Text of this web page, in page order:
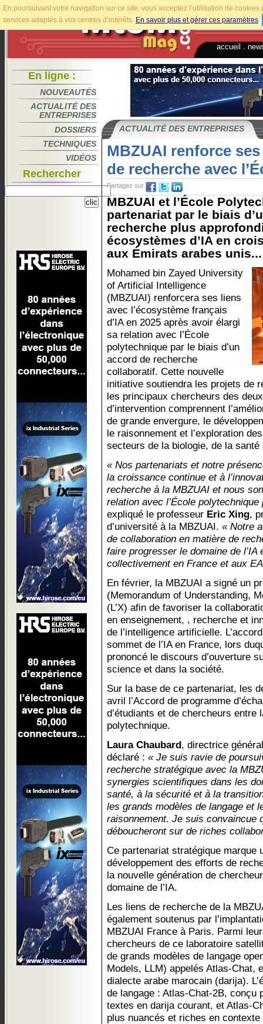
En poursuivant votre navigation sur ce site, vous acceptez l’utilisation de
services adaptés à vos centres d’intérêts. En savoir plus et gérer ces paramètres.
accueil
En ligne :
NOUVEAUTÉS
ACTUALITÉ DES
ENTREPRISES
DOSSIERS
TECHNIQUES
VIDÉOS
Rechercher
ACTUALITÉ DES ENTREPRISES
MBZUAI renforce
de recherche avec
Partagez sur
MBZUAI et l’École
partenariat par le biais
recherche plus
écosystèmes d’IA en
aux Émirats arabes unis...
Mohamed bin Zayed University
of Artificial Intelligence
(MBZUAI) renforcera ses liens
avec l’écosystème français
d’IA en 2025 après avoir élargi
sa relation avec l’École
polytechnique par le biais d’un
accord de recherche
collaboratif. Cette nouvelle
initiative soutiendra les projets de
les principaux chercheurs des
d’intervention comprennent
de grande envergure, le
le raisonnement et l’exploration
secteurs de la biologie, de la santé
« Nos partenariats et notre
la croissance continue et à
recherche à la MBZUAI et nous
relation avec l’École
expliqué le professeur Eric Xing,
d’université à la MBZUAI. « Notre
de collaboration en matière de
faire progresser le domaine de
collectivement en France et aux
En février, la MBZUAI a signé un
(Memorandum of Understanding,
(L’X) afin de favoriser la
en enseignement, , recherche et
de l’intelligence artificielle.
sommet de l’IA en France, lors
prononcé le discours d’ouverture
science et dans la société.
Sur la base de ce partenariat, les
avril l’Accord de programme
d’étudiants et de chercheurs entre
polytechnique.
Laura Chaubard, directrice
déclaré : « Je suis ravie de
recherche stratégique avec la
synergies scientifiques dans les
santé, à la sécurité et à la
les grands modèles de langage et
raisonnement. Je suis convaincue
déboucheront sur de riches
Ce partenariat stratégique marque
développement des efforts de
la nouvelle génération de
domaine de l’IA.
Les liens de recherche de la
également soutenus par
MBZUAI France à Paris. Parmi
chercheurs de ce laboratoire
de grands modèles de langage
Models, LLM) appelés Atlas-Chat,
dialecte arabe marocain (darija).
de langage : Atlas-Chat-2B, conçu
textes en darija courant, et Atlas-
plus nuancés et riches en